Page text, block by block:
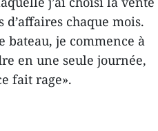
chaque mois.
bateau, je commence à
en une seule journée,
fait rage».